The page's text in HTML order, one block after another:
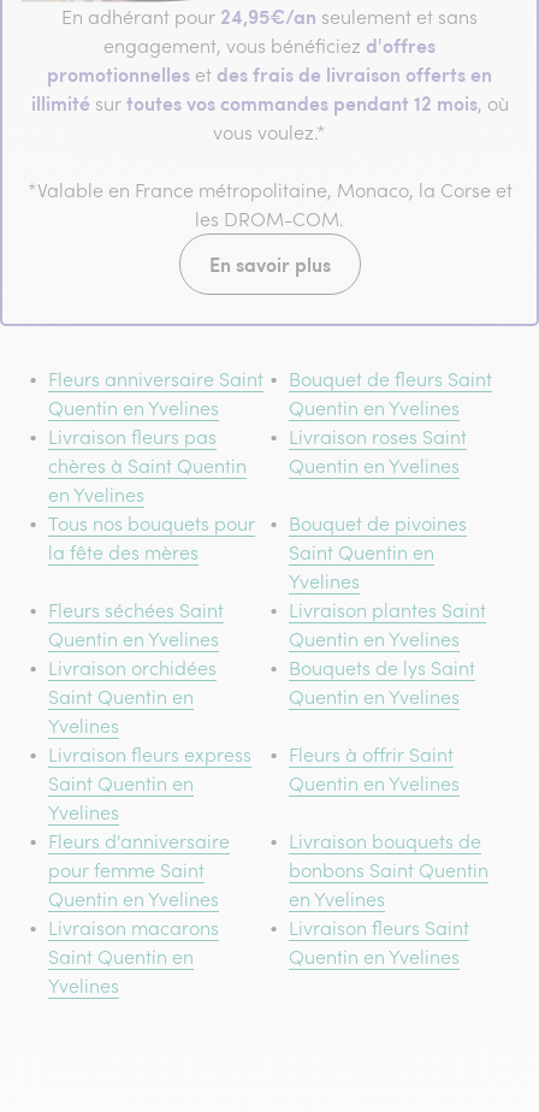
En adhérant pour 24,95€/an seulement et sans
engagement, vous bénéficiez d'offres
promotionnelles et des frais de livraison offerts en
illimité surtoutes vos commandes pendant 12 mois, où
vous voulez.*
*Valable en France métropolitaine, Monaco, la Corse et
les DROM-COM.
En savoir plus
Fleurs anniversaire Saint
Quentin en Yvelines
Bouquet de fleurs Saint
Quentin en Yvelines
Livraison fleurs pas
chères à Saint Quentin
en Yvelines
Livraison roses Saint
Quentin en Yvelines
Tous nos bouquets pour
la fête des mères
Bouquet de pivoines
Saint Quentin en
Yvelines
Fleurs séchées Saint
Quentin en Yvelines
Livraison plantes Saint
Quentin en Yvelines
Livraison orchidées
Saint Quentin en
Yvelines
Bouquets de lys Saint
Quentin en Yvelines
Livraison fleurs express
Saint Quentin en
Yvelines
Fleurs à offrir Saint
Quentin en Yvelines
Fleurs d'anniversaire
pour femme Saint
Quentin en Yvelines
Livraison bouquets de
bonbons Saint Quentin
en Yvelines
Livraison macarons
Saint Quentin en
Yvelines
Livraison fleurs Saint
Quentin en Yvelines